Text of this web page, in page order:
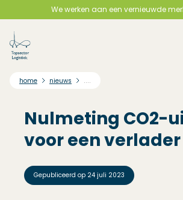
Direct naar
Direct naar
Direct naar
We werken aan een vernieuwde
home nieuws ....
Nulmeting CO2-
voor een verlader
Gepubliceerd op 24 juli 2023